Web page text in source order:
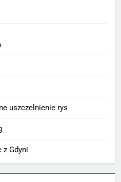
uszczelnienie rys
Gdyni